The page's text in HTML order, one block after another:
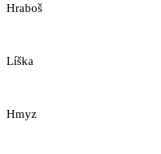
Hraboš
Líška
Hmyz